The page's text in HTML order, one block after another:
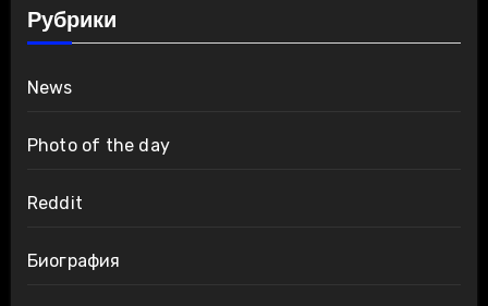
Рубрики
News
Photo of the day
Reddit
Биография